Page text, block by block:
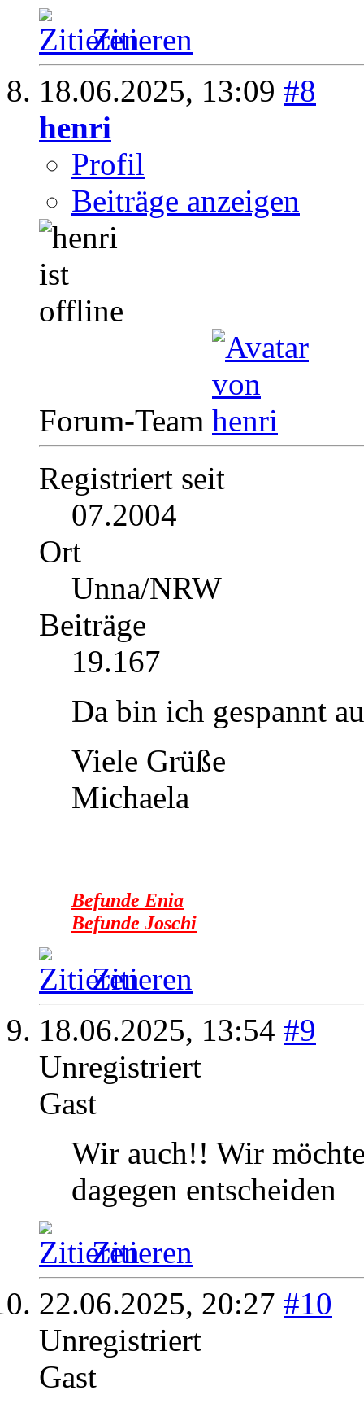
Zitieren
18.06.2025, 13:09 #8
henri
Profil
Beiträge anzeigen
Forum-Team
Registriert seit
07.2004
Ort
Unna/NRW
Beiträge
19.167
Da bin ich gespannt
Viele Grüße
Michaela
Befunde Enia
Befunde Joschi
Zitieren
18.06.2025, 13:54 #9
Unregistriert
Gast
Wir auch!! Wir
dagegen entscheiden
Zitieren
22.06.2025, 20:27 #10
Unregistriert
Gast